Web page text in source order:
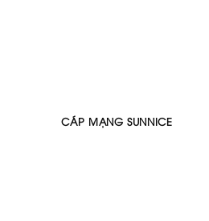
CÁP MẠNG SUNNICE